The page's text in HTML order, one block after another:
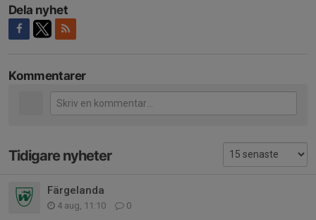
Dela nyhet
Kommentarer
Tidigare nyheter
Färgelanda
4 aug, 11:10 0